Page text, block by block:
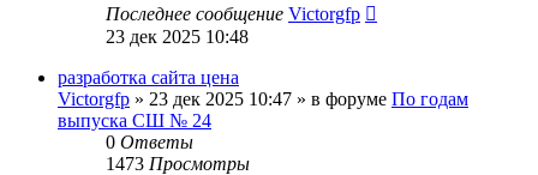
Последнее сообщение Victorgfp
23 дек 2025 10:48
разработка сайта цена
Victorgfp » 23 дек 2025 10:47 » в форуме По годам
выпуска СШ № 24
0 Ответы
1473 Просмотры